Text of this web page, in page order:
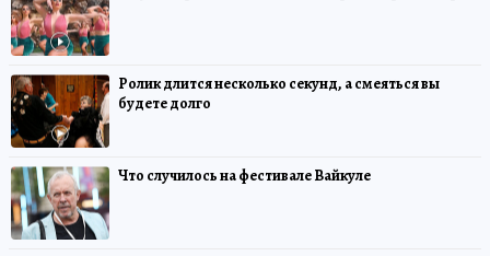
Ролик длится несколько секунд, а смеяться вы
будете долго
Что случилось на фестивале Вайкуле